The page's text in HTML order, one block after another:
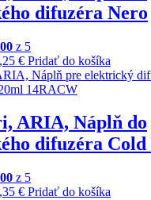
difuzéra Nero
z 5
€ Pridať do košíka
ARIA, Náplň do
difuzéra
z 5
€ Pridať do košíka